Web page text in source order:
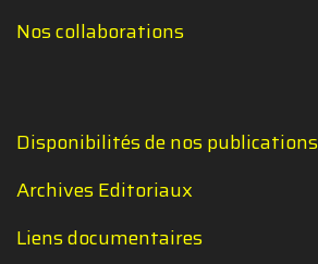
Nos collaborations
Disponibilités de nos publications
Archives Editoriaux
Liens documentaires